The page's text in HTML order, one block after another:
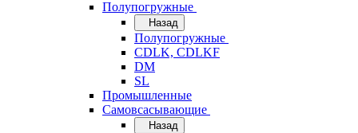
Полупогружные
Назад
Полупогружные
CDLK, CDLKF
DM
SL
Промышленные
Самовсасывающие
Назад